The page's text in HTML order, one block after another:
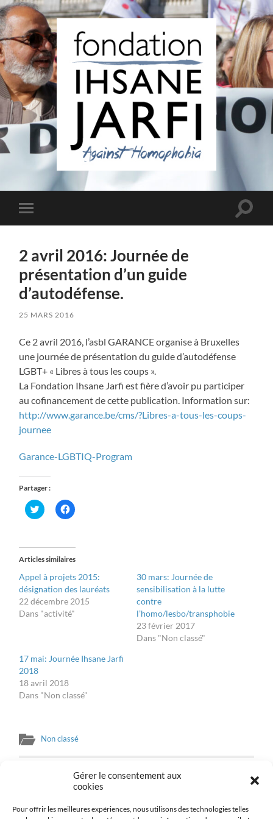
Gérer le consentement aux
cookies
Pour offrir les meilleures expériences, nous utilisons des technologies telles
Fondation
Ihsane
Jarfi
Toggle
mobile
Toggle
2 avril 2016: Journée de
présentation d’un guide
d’autodéfense.
25 MARS 2016
Ce 2 avril 2016, l’asbl GARANCE organise à Bruxelles
une journée de présentation du guide d’autodéfense
LGBT+ « Libres à tous les coups ».
La Fondation Ihsane Jarfi est fière d’avoir pu participer
au cofinancement de cette publication. Information sur:
http://www.garance.be/cms/?Libres-a-tous-les-coups-
journee
Garance-LGBTIQ-Program
Partager :
Cliquez
pour
dans
une
nouvelle
Cliquez
pour
dans
nouvelle
Articles similaires
Appel à projets 2015:
désignation des lauréats
22 décembre 2015
Dans "activité"
30 mars: Journée de
sensibilisation à la lutte
contre
l’homo/lesbo/transphobie
23 février 2017
Dans "Non classé"
17 mai: Journée Ihsane Jarfi
2018
18 avril 2018
Dans "Non classé"
Non classé
PREVIOUS POST
6 Février 2016: anniversaire d’Ihsane…